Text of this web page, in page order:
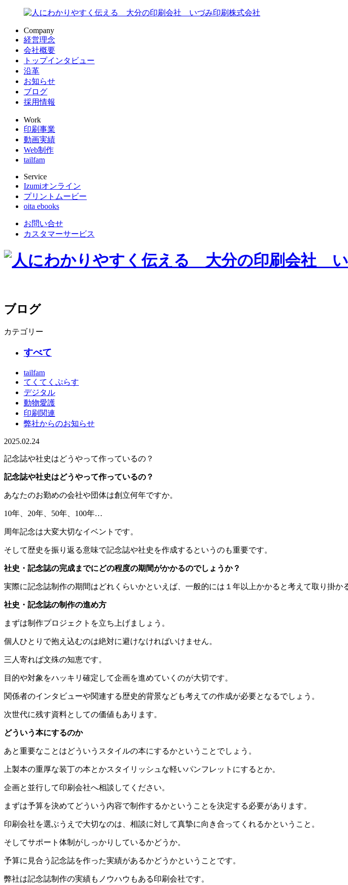
Company
経営理念
会社概要
トップインタビュー
沿革
お知らせ
ブログ
採用情報
Work
印刷事業
動画実績
Web制作
tailfam
Service
Izumiオンライン
プリントムービー
oita ebooks
お問い合せ
カスタマーサービス
ブログ
カテゴリー
すべて
tailfam
てくてくぷらす
デジタル
動物愛護
印刷関連
弊社からのお知らせ
2025.02.24
記念誌や社史はどうやって作っているの？
記念誌や社史はどうやって作っているの？
あなたのお勤めの会社や団体は創立何年ですか。
10年、20年、50年、100年…
周年記念は大変大切なイベントです。
そして歴史を振り返る意味で記念誌や社史を作成するというのも重要です。
社史・記念誌の完成までにどの程度の期間がかかるのでしょうか？
実際に記念誌制作の期間はどれくらいかといえば、一般的には１年以上かかると考えて取り掛か
社史・記念誌の制作の進め方
まずは制作プロジェクトを立ち上げましょう。
個人ひとりで抱え込むのは絶対に避けなければいけません。
三人寄れば文殊の知恵です。
目的や対象をハッキリ確定して企画を進めていくのが大切です。
関係者のインタビューや関連する歴史的背景なども考えての作成が必要となるでしょう。
次世代に残す資料としての価値もあります。
どういう本にするのか
あと重要なことはどういうスタイルの本にするかということでしょう。
上製本の重厚な装丁の本とかスタイリッシュな軽いパンフレットにするとか。
企画と並行して印刷会社へ相談してください。
まずは予算を決めてどういう内容で制作するかということを決定する必要があります。
印刷会社を選ぶうえで大切なのは、相談に対して真摯に向き合ってくれるかということ。
そしてサポート体制がしっかりしているかどうか。
予算に見合う記念誌を作った実績があるかどうかということです。
弊社は記念誌制作の実績もノウハウもある印刷会社です。